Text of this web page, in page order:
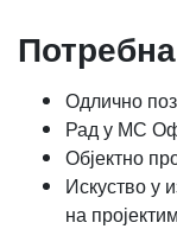
Одлично
Рад у МС
Објектно
Искуство у
на